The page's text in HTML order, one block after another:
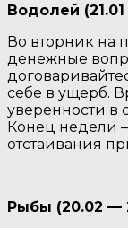
Водолей
Во вторник на
денежные
себе в ущерб.
уверенности в
Конец недели
отстаивания
Рыбы (20.02 —